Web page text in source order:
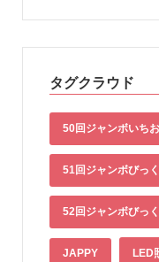
タグクラウド
50回ジャンボいち
51回ジャンボびっ
52回ジャンボびっ
JAPPY LED